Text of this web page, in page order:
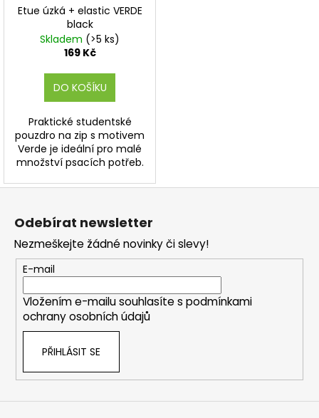
Etue úzká + elastic VERDE
black
Skladem (>5 ks)
169 Kč
DO KOŠÍKU
Praktické studentské
pouzdro na zip s motivem
Verde je ideální pro malé
množství psacích potřeb.
Z
Odebírat newsletter
Nezmeškejte žádné novinky či slevy!
E-mail
Vložením e-mailu souhlasíte s podmínkami
ochrany osobních údajů
PŘIHLÁSIT SE